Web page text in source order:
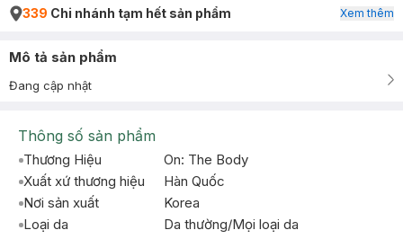
339 Chi nhánh tạm hết sản phẩm Xem thêm
Mô tả sản phẩm
Đang cập nhật
Thông số sản phẩm
Thương Hiệu
On: The Body
Xuất xứ thương hiệu
Hàn Quốc
Nơi sản xuất
Korea
Loại da
Da thường/Mọi loại da